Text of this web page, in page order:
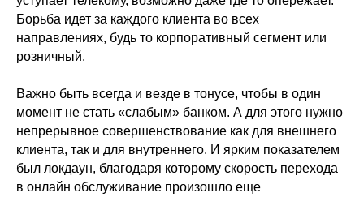
Борьба идет за каждого клиента во всех
направлениях, будь то корпоративный сегмент или
розничный.
Важно быть всегда и везде в тонусе, чтобы в один
момент не стать «слабым» банком. А для этого нужно
непрерывное совершенствование как для внешнего
клиента, так и для внутреннего. И ярким показателем
был локдаун, благодаря которому скорость перехода
в онлайн обслуживание произошло еще